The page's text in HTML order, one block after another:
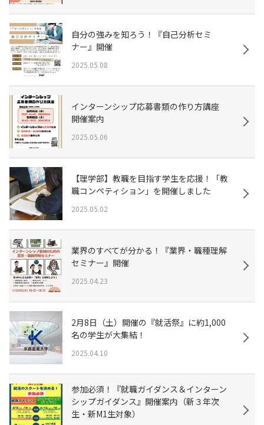
自分の強みを知ろう！『自己分析セミ
ナー』開催
2025.05.08
インターンシップ応募書類の作り方講座
開催案内
2025.05.06
【理学部】教職を目指す学生を応援！「教
職コンペティション」を開催しました
2025.05.02
業界のすべてが分かる！『業界・職種理解
セミナー』開催
2025.04.23
2月8日（土）開催の『就活祭』に約1,000
名の学生が大集結！
2025.04.10
参加必須！『就職ガイダンス＆インターン
シップガイダンス』開催案内（新３年次
生・新M1生対象）